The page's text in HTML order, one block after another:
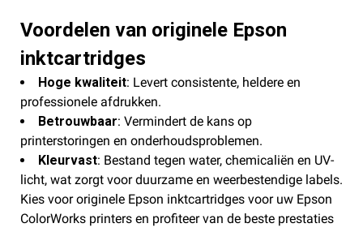
Voordelen van originele Epson
inktcartridges
Hoge kwaliteit: Levert consistente, heldere en
professionele afdrukken.
Betrouwbaar: Vermindert de kans op
printerstoringen en onderhoudsproblemen.
Kleurvast: Bestand tegen water, chemicaliën en UV-
licht, wat zorgt voor duurzame en weerbestendige labels.
Kies voor originele Epson inktcartridges voor uw Epson
ColorWorks printers en profiteer van de beste prestaties